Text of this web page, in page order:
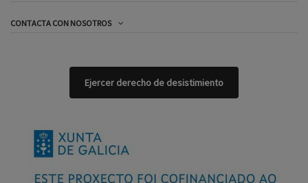
CONTACTA CON NOSOTROS
Ejercer derecho de desistimiento